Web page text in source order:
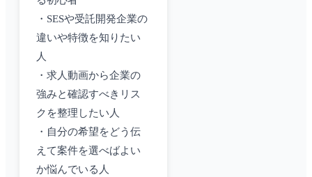
・SESや受託開発企業の
違いや特徴を知りたい
人
・求人動画から企業の
強みと確認すべきリス
クを整理したい人
・自分の希望をどう伝
えて案件を選べばよい
か悩んでいる人